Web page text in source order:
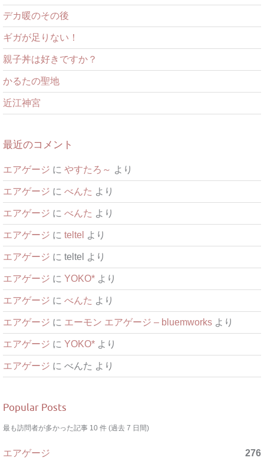
デカ暖のその後
ギガが足りない！
親子丼は好きですか？
かるたの聖地
近江神宮
最近のコメント
エアゲージ に やすたろ～ より
エアゲージ に べんた より
エアゲージ に べんた より
エアゲージ に teltel より
エアゲージ に teltel より
エアゲージ に YOKO* より
エアゲージ に べんた より
エアゲージ に エーモン エアゲージ – bluemworks より
エアゲージ に YOKO* より
エアゲージ に べんた より
Popular Posts
最も訪問者が多かった記事 10 件 (過去 7 日間)
エアゲージ 276